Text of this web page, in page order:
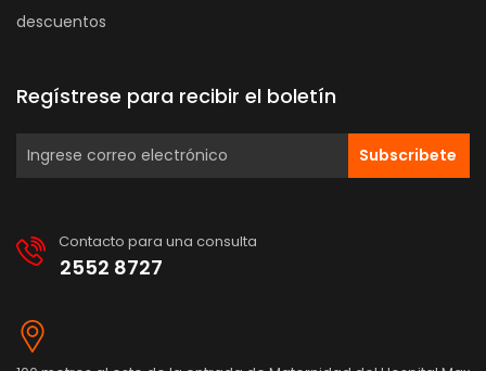
descuentos
Regístrese para recibir el boletín
Subscribete
Contacto para una consulta
2552 8727